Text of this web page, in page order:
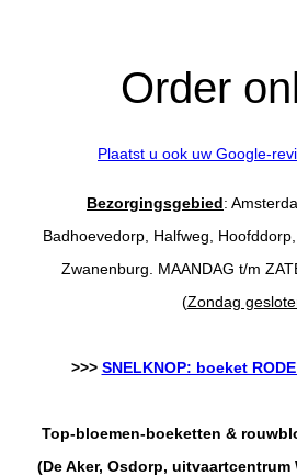
Order
Plaatst u ook uw Google-
Bezorgingsgebied:
Badhoevedorp, Halfweg,
Zwanenburg. MAANDAG t/m
(Zondag
>>> SNELKNOP: boeket
Top-bloemen-boeketten &
(De Aker, Osdorp,